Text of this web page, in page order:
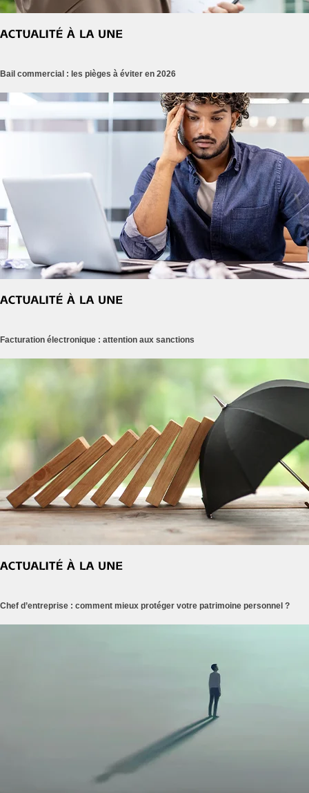
Bail commercial : les pièges à éviter en 2026
Facturation électronique : attention aux sanctions
Chef d’entreprise : comment mieux protéger votre patrimoine personnel ?